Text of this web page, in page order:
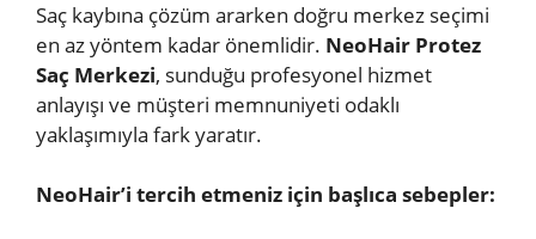
Saç kaybına çözüm ararken doğru merkez seçimi
en az yöntem kadar önemlidir. NeoHair Protez
Saç Merkezi, sunduğu profesyonel hizmet
anlayışı ve müşteri memnuniyeti odaklı
yaklaşımıyla fark yaratır.
NeoHair’i tercih etmeniz için başlıca sebepler: